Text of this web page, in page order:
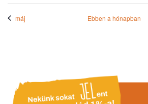
máj Ebben a hónapban